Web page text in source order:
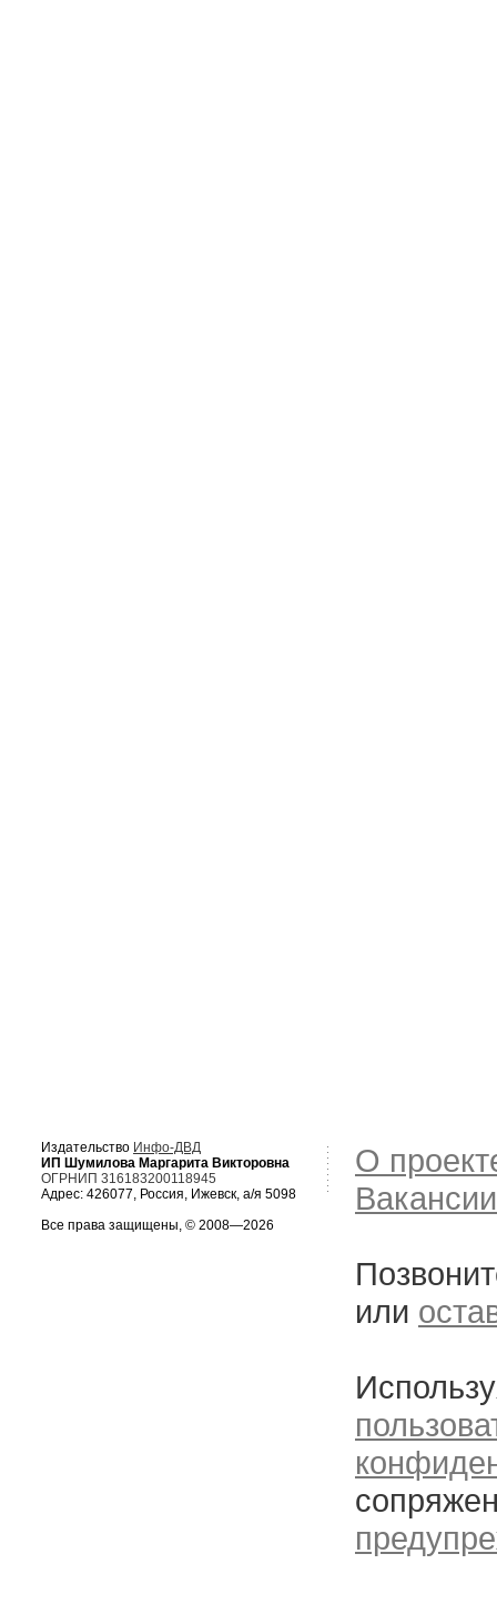
Издательство Инфо-ДВД
ИП Шумилова Маргарита Викторовна
ОГРНИП 316183200118945
Адрес: 426077, Россия, Ижевск, а/я 5098
Все права защищены, © 2008—2026
О
Вакансии
или